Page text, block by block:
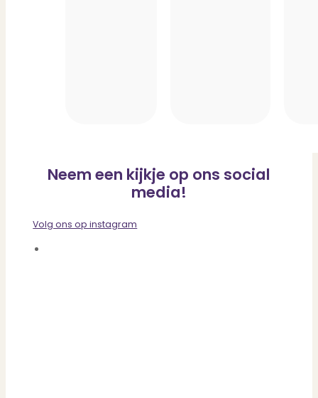
Neem een kijkje op ons social
media!
Volg ons op instagram